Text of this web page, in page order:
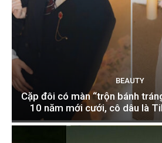
BEAUTY
Cặp đôi có màn “trộn bánh
10 năm mới cưới, cô dâu là